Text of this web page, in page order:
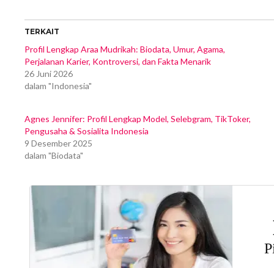
TERKAIT
Profil Lengkap Araa Mudrikah: Biodata, Umur, Agama,
Perjalanan Karier, Kontroversi, dan Fakta Menarik
26 Juni 2026
dalam "Indonesia"
Agnes Jennifer: Profil Lengkap Model, Selebgram, TikToker,
Pengusaha & Sosialita Indonesia
9 Desember 2025
dalam "Biodata"